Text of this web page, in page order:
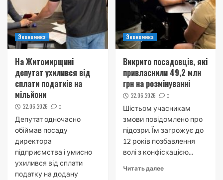
Экономика
На Житомирщині
депутат ухилився від
сплати податків на
мільйони
22.06.2026 0
Депутат одночасно
обіймав посаду
директора
підприємства і умисно
ухилився від сплати
податку на додану
Экономика
Викрито посадовців, які
привласнили 49,2 млн
грн на розмінуванні
22.06.2026 0
Шістьом учасникам
змови повідомлено про
підозри. Їм загрожує до
12 років позбавлення
волі з конфіскацією...
Читать далее